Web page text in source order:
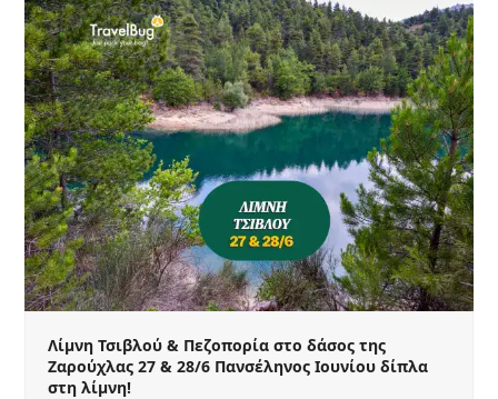
Λίμνη Τσιβλού & Πεζοπορία στο δάσος της
Ζαρούχλας 27 & 28/6 Πανσέληνος Ιουνίου δίπλα
στη λίμνη!